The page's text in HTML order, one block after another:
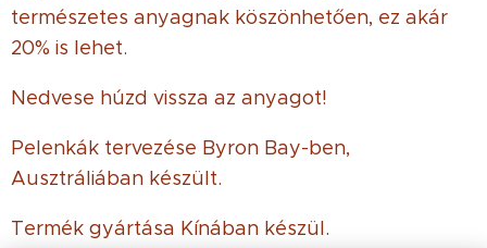
természetes anyagnak köszönhetően, ez akár
20% is lehet.
Nedvese húzd vissza az anyagot!
Pelenkák tervezése Byron Bay-ben,
Ausztráliában készült.
Termék gyártása Kínában készül.